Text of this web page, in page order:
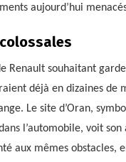
aujourd’hui
Renault souhaitant
déjà en dizaines de
Le site d’Oran,
l’automobile, voit son
aux mêmes obstacles,